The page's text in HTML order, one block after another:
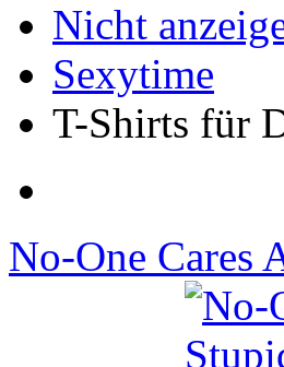
Nicht
Sexytime
T-Shirts für
No-One Cares